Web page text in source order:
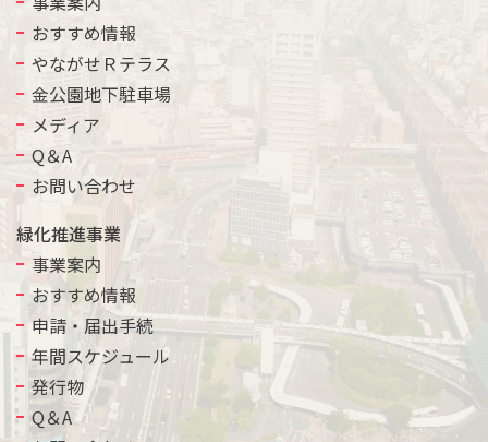
おすすめ情報
やながせＲテラス
金公園地下駐車場
メディア
Q＆A
お問い合わせ
緑化推進事業
事業案内
おすすめ情報
申請・届出手続
年間スケジュール
発行物
Q＆A